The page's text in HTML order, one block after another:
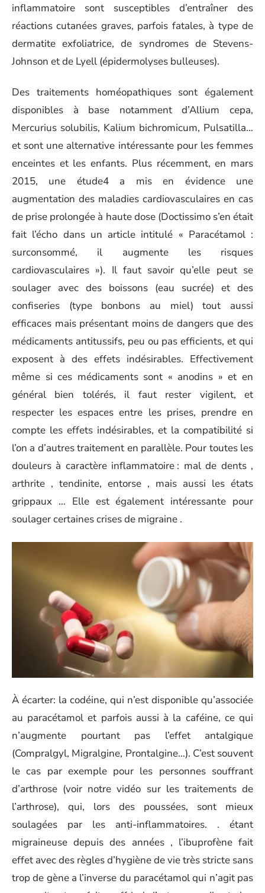
inflammatoire sont susceptibles d’entraîner des
réactions cutanées graves, parfois fatales, à type de
dermatite exfoliatrice, de syndromes de Stevens-
Johnson et de Lyell (épidermolyses bulleuses).
Des traitements homéopathiques sont également
disponibles à base notamment d’Allium cepa,
Mercurius solubilis, Kalium bichromicum, Pulsatilla…
et sont une alternative intéressante pour les femmes
enceintes et les enfants. Plus récemment, en mars
2015, une étude4 a mis en évidence une
augmentation des maladies cardiovasculaires en cas
de prise prolongée à haute dose (Doctissimo s’en était
fait l’écho dans un article intitulé « Paracétamol :
surconsommé, il augmente les risques
cardiovasculaires »). Il faut savoir qu’elle peut se
soulager avec des boissons (eau sucrée) et des
confiseries (type bonbons au miel) tout aussi
efficaces mais présentant moins de dangers que des
médicaments antitussifs, peu ou pas efficients, et qui
exposent à des effets indésirables. Effectivement
même si ces médicaments sont « anodins » et en
général bien tolérés, il faut rester vigilent, et
respecter les espaces entre les prises, prendre en
compte les effets indésirables, et la compatibilité si
l’on a d’autres traitement en parallèle. Pour toutes les
douleurs à caractère inflammatoire : mal de dents ,
arthrite , tendinite, entorse , mais aussi les états
grippaux … Elle est également intéressante pour
soulager certaines crises de migraine .
À écarter: la codéine, qui n’est disponible qu’associée
au paracétamol et parfois aussi à la caféine, ce qui
n’augmente pourtant pas l’effet antalgique
(Compralgyl, Migralgine, Prontalgine…). C’est souvent
le cas par exemple pour les personnes souffrant
d’arthrose (voir notre vidéo sur les traitements de
l’arthrose), qui, lors des poussées, sont mieux
soulagées par les anti-inflammatoires. . étant
migraineuse depuis des années , l’ibuprofène fait
effet avec des règles d’hygiène de vie très stricte sans
trop de gène a l’inverse du paracétamol qui n’agit pas